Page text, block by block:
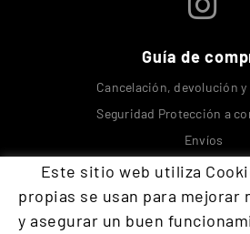
Guía de
Cancelación, devolución
Seguridad Protección a
Envíos
Contacta con
Este sitio web utiliza
propias se usan para
y asegurar un buen